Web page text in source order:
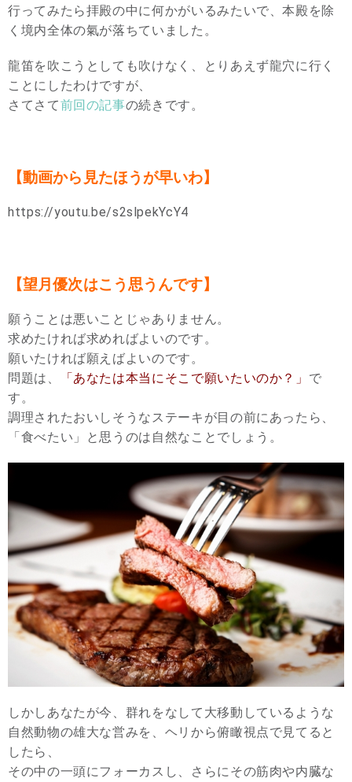
行ってみたら拝殿の中に何かがいるみたいで、本殿を除
く境内全体の氣が落ちていました。
龍笛を吹こうとしても吹けなく、とりあえず龍穴に行く
ことにしたわけですが、
さてさて前回の記事の続きです。
【動画から見たほうが早いわ】
https://youtu.be/s2slpekYcY4
【望月優次はこう思うんです】
願うことは悪いことじゃありません。
求めたければ求めればよいのです。
願いたければ願えばよいのです。
問題は、
「あなたは本当にそこで願いたいのか？」 で
す。
調理されたおいしそうなステーキが目の前にあったら、
「食べたい」と思うのは自然なことでしょう。
しかしあなたが今、群れをなして大移動しているような
自然動物の雄大な営みを、ヘリから俯瞰視点で見てると
したら、
その中の一頭にフォーカスし、さらにその筋肉や内臓な